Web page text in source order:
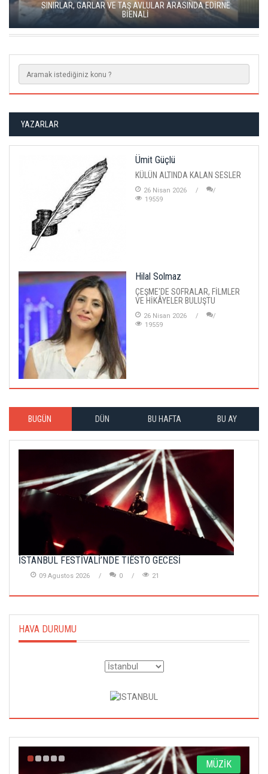
SINIRLAR, GARLAR VE TAŞ AVLULAR ARASINDA EDİRNE
BİENALİ
YAZARLAR
Ümit Güçlü
KÜLÜN ALTINDA KALAN SESLER
26 Nisan 2026
19559
Hilal Solmaz
ÇEŞME'DE SOFRALAR, FİLMLER
VE HİKÂYELER BULUŞTU
26 Nisan 2026
19559
BUGÜN DÜN BU HAFTA BU AY
İSTANBUL FESTİVALİ’NDE TIËSTO GECESİ
09 Agustos 2026 0 21
HAVA DURUMU
SİNEMA